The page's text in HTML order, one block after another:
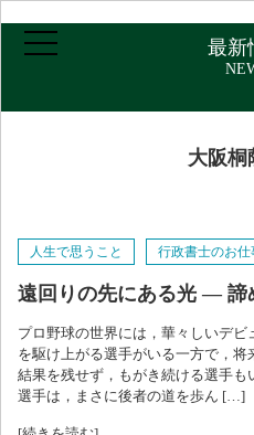
取扱業務
最新
大阪桐
人生で思うこと 行政書士のお仕
遠回りの先にある光 ― 諦
プロ野球の世界には，華々しいデ
を駆け上がる選手がいる一方で，
結果を残せず，もがき続ける選手
選手は，まさに後者の道を歩ん […]